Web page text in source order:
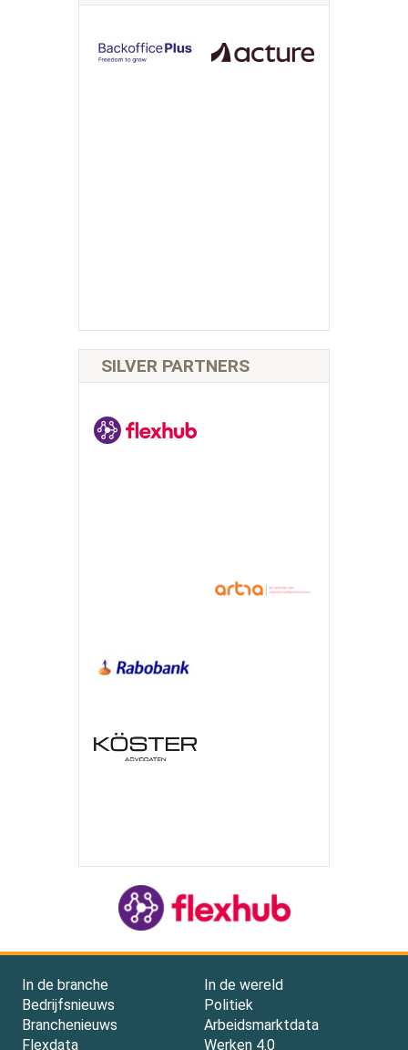
SILVER PARTNERS
In de branche
Bedrijfsnieuws
Branchenieuws
Flexdata
In de wereld
Politiek
Arbeidsmarktdata
Werken 4.0